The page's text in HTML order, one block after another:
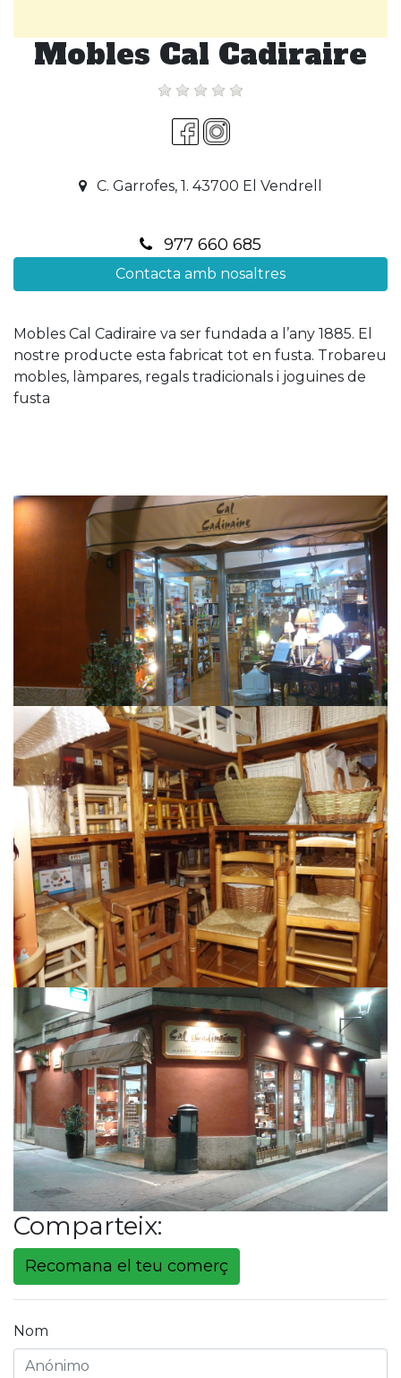
Mobles Cal Cadiraire
C. Garrofes, 1. 43700 El Vendrell
977 660 685
Contacta amb nosaltres
Mobles Cal Cadiraire va ser fundada a l’any 1885. El
nostre producte esta fabricat tot en fusta. Trobareu
mobles, làmpares, regals tradicionals i joguines de
fusta
Comparteix:
Recomana el teu comerç
Nom